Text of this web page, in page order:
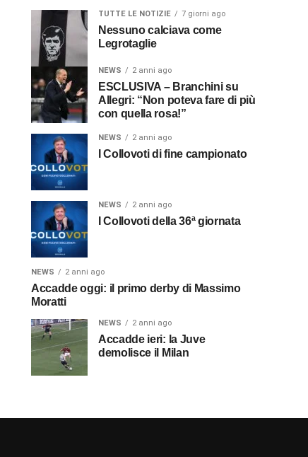
TUTTE LE NOTIZIE 7 giorni ago
Nessuno calciava come
Legrotaglie
NEWS 2 anni ago
ESCLUSIVA – Branchini su
Allegri: “Non poteva fare di più
con quella rosa!”
NEWS 2 anni ago
I Collovoti di fine campionato
NEWS 2 anni ago
I Collovoti della 36ª giornata
NEWS 2 anni ago
Accadde oggi: il primo derby di Massimo
Moratti
NEWS 2 anni ago
Accadde ieri: la Juve
demolisce il Milan